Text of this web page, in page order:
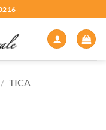
/ TICA